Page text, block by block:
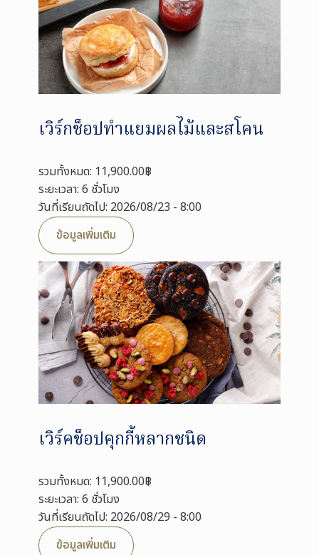
เวิร์กช็อปทำแยมผลไม้และสโคน
รวมทั้งหมด: 11,900.00฿
ระยะเวลา: 6 ชั่วโมง
วันที่เรียนถัดไป: 2026/08/23 - 8:00
ข้อมูลเพิ่มเติม
เวิร์คช็อปคุกกี้หลากชนิด
รวมทั้งหมด: 11,900.00฿
ระยะเวลา: 6 ชั่วโมง
วันที่เรียนถัดไป: 2026/08/29 - 8:00
ข้อมูลเพิ่มเติม